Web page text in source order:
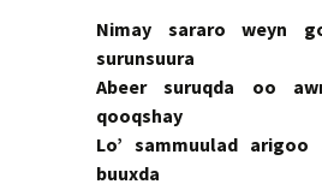
Nimay sararo weyn
surunsuura
Abeer suruqda oo
qooqshay
Lo’ sammuulad
buuxda